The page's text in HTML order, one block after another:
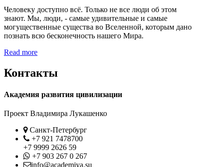
Человеку доступно всё. Только не все люди об этом
знают. Мы, люди, - самые удивительные и самые
могущественные существа во Вселенной, которым дано
познать всю бесконечность нашего Мира.
Read more
Контакты
Академия развития цивилизации
Проект Владимира Лукашенко
Location
Санкт-Петербург
Phone
+7 921 7478700
+7 9999 2626 59
Whatsapp
+7 903 267 0 267
Contact
info@academiya.su